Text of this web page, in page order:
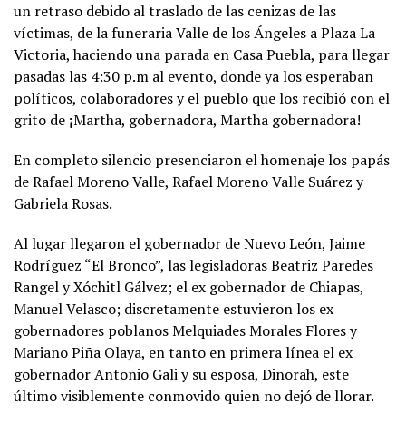
un retraso debido al traslado de las cenizas de las
víctimas, de la funeraria Valle de los Ángeles a Plaza La
Victoria, haciendo una parada en Casa Puebla, para llegar
pasadas las 4:30 p.m al evento, donde ya los esperaban
políticos, colaboradores y el pueblo que los recibió con el
grito de ¡Martha, gobernadora, Martha gobernadora!
En completo silencio presenciaron el homenaje los papás
de Rafael Moreno Valle, Rafael Moreno Valle Suárez y
Gabriela Rosas.
Al lugar llegaron el gobernador de Nuevo León, Jaime
Rodríguez “El Bronco”, las legisladoras Beatriz Paredes
Rangel y Xóchitl Gálvez; el ex gobernador de Chiapas,
Manuel Velasco; discretamente estuvieron los ex
gobernadores poblanos Melquiades Morales Flores y
Mariano Piña Olaya, en tanto en primera línea el ex
gobernador Antonio Gali y su esposa, Dinorah, este
último visiblemente conmovido quien no dejó de llorar.